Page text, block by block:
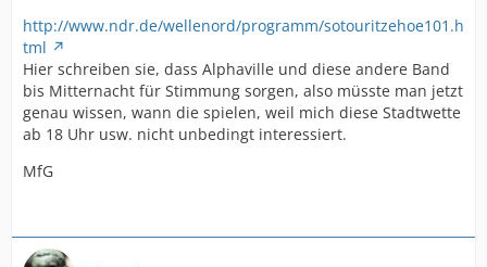
http://www.ndr.de/wellenord/programm/sotouritzehoe101.h
tml
Hier schreiben sie, dass Alphaville und diese andere Band
bis Mitternacht für Stimmung sorgen, also müsste man jetzt
genau wissen, wann die spielen, weil mich diese Stadtwette
ab 18 Uhr usw. nicht unbedingt interessiert.
MfG